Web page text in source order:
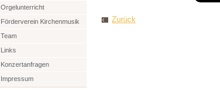
Zurück
Orgelunterricht
Förderverein Kirchenmusik
Team
Links
Konzertanfragen
Impressum